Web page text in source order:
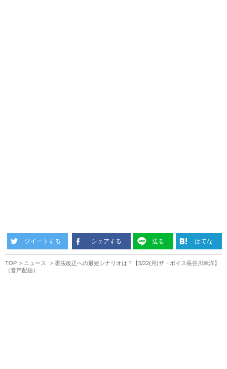
ツイートする シェアする 送る はてな
TOP ニュース
憲法改正への最短シナリオは？【5/22(月)ザ・ボイス長谷川幸洋】
（音声配信）